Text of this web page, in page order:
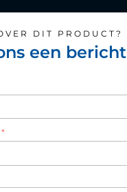
DIT PRODUCT?
een bericht
*